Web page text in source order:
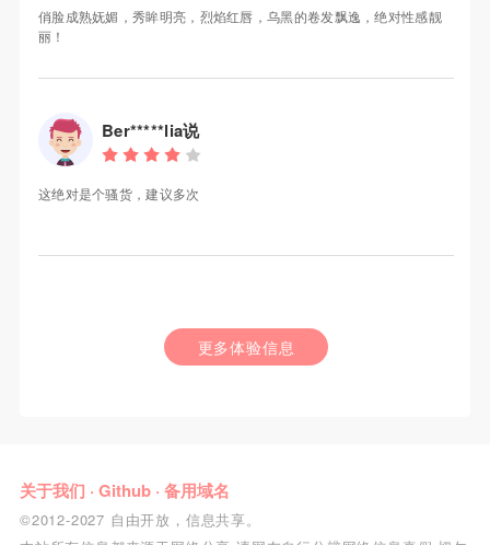
俏脸成熟妩媚，秀眸明亮，烈焰红唇，乌黑的卷发飘逸，绝对性感靓
丽！
Ber*****lia说
这绝对是个骚货，建议多次
更多体验信息
关于我们 · Github· 备用域名
©2012-2027 自由开放，信息共享。